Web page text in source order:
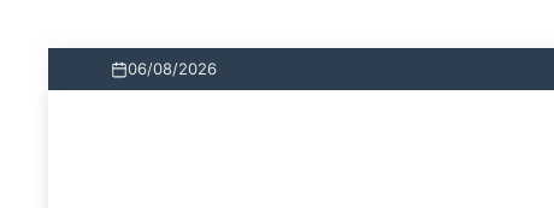
06/08/2026